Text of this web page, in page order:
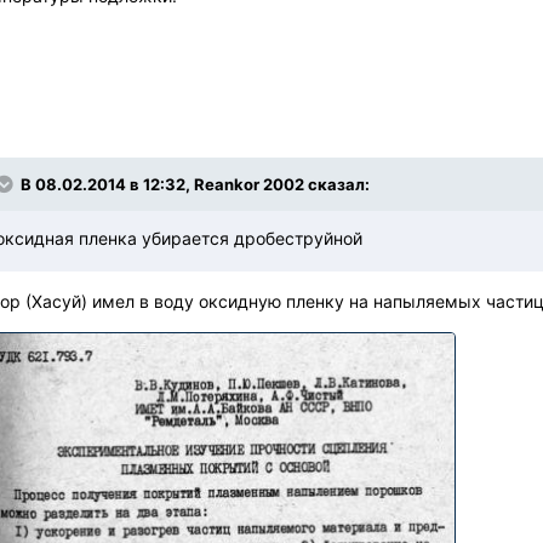
В 08.02.2014 в 12:32, Reankor 2002 сказал:
пленка убирается дробеструйной
(Хасуй) имел в воду оксидную пленку на напыляемых